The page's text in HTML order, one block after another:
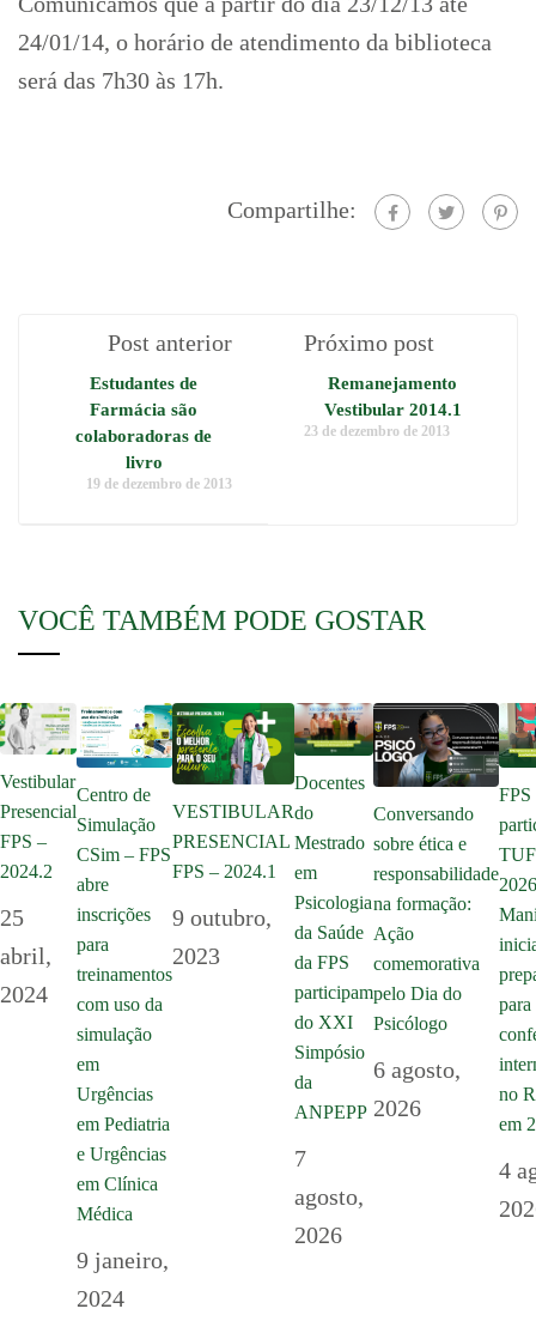
24/01/14, o horário de atendimento da biblioteca
será das 7h30 às 17h.
Compartilhe:
Post anterior
Estudantes de
Farmácia são
colaboradoras de
livro
19 de dezembro de 2013
Próximo post
Remanejamento
Vestibular 2014.1
23 de dezembro de 2013
VOCÊ TAMBÉM PODE GOSTAR
Vestibular
Presencial
FPS –
2024.2
25
abril,
2024
Centro de
Simulação
CSim – FPS
abre
inscrições
para
treinamentos
com uso da
simulação
em
Urgências
em Pediatria
e Urgências
em Clínica
Médica
9 janeiro,
2024
VESTIBULAR
PRESENCIAL
FPS – 2024.1
9 outubro,
2023
Docentes
do
Mestrado
em
Psicologia
da Saúde
da FPS
participam
do XXI
Simpósio
da
ANPEPP
7
agosto,
2026
Conversando
sobre ética e
responsabilidade
na formação:
Ação
comemorativa
pelo Dia do
Psicólogo
6 agosto,
2026
FPS
para
no
em
4